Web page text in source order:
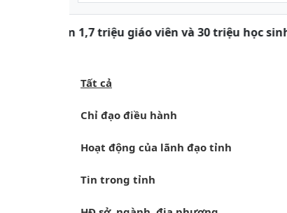
Gần 1,7 triệu giáo viên và 30 triệu học
Tất cả
Chỉ đạo điều hành
Hoạt động của lãnh đạo tỉnh
Tin trong tỉnh